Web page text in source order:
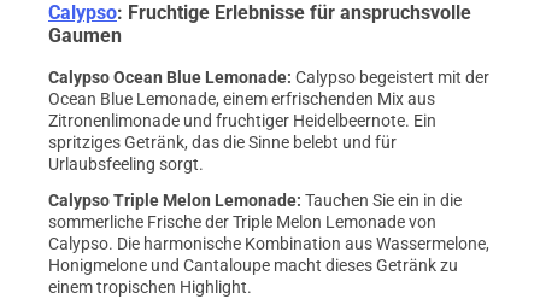
Calypso: Fruchtige Erlebnisse für anspruchsvolle
Gaumen
Calypso Ocean Blue Lemonade: Calypso begeistert mit der
Ocean Blue Lemonade, einem erfrischenden Mix aus
Zitronenlimonade und fruchtiger Heidelbeernote. Ein
spritziges Getränk, das die Sinne belebt und für
Urlaubsfeeling sorgt.
Calypso Triple Melon Lemonade: Tauchen Sie ein in die
sommerliche Frische der Triple Melon Lemonade von
Calypso. Die harmonische Kombination aus Wassermelone,
Honigmelone und Cantaloupe macht dieses Getränk zu
einem tropischen Highlight.